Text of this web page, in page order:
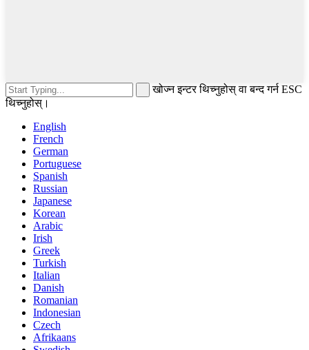
खोज्न इन्टर थिच्नुहोस् वा बन्द गर्न ESC
थिच्नुहोस्।
English
French
German
Portuguese
Spanish
Russian
Japanese
Korean
Arabic
Irish
Greek
Turkish
Italian
Danish
Romanian
Indonesian
Czech
Afrikaans